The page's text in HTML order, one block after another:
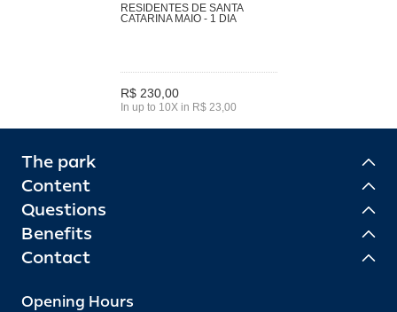
RESIDENTES DE SANTA
CATARINA MAIO - 1 DIA
R$ 230,00
In up to 10X in R$ 23,00
The park
Content
Questions
Benefits
Contact
Opening Hours